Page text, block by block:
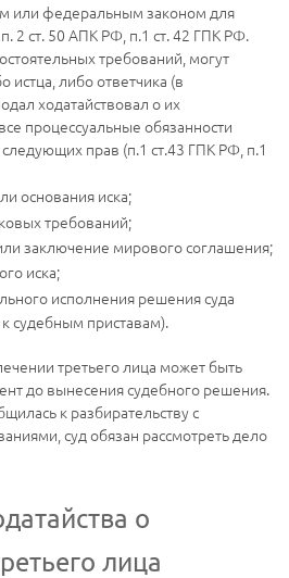
или федеральным законом для
2 ст. 50 АПК РФ, п.1 ст. 42 ГПК РФ.
требований, могут
истца, либо ответчика (в
ходатайствовал о их
процессуальные обязанности
прав (п.1 ст.43 ГПК РФ, п.1
основания иска;
требований;
заключение мирового соглашения;
иска;
исполнения решения суда
судебным приставам).
третьего лица может быть
до вынесения судебного решения.
к разбирательству с
суд обязан рассмотреть дело
о
лица